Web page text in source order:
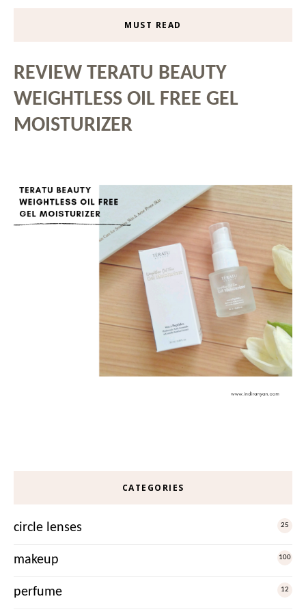
MUST READ
REVIEW TERATU BEAUTY
WEIGHTLESS OIL FREE GEL
MOISTURIZER
CATEGORIES
circle lenses 25
makeup 100
perfume 12